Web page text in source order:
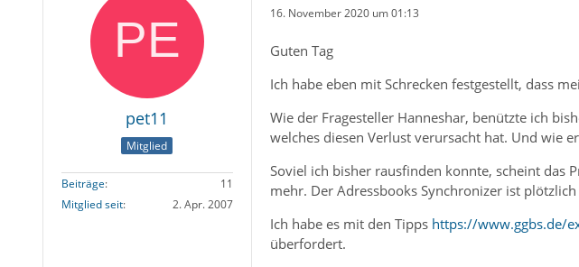
pet11
Mitglied
Beiträge
11
Mitglied seit
2. Apr. 2007
16. November 2020 um 01:13
Guten Tag
Ich habe eben mit Schrecken festgestellt, dass
Wie der Fragesteller Hanneshar, benützte ich
welches diesen Verlust verursacht hat. Und wie
Soviel ich bisher rausfinden konnte, scheint das
mehr. Der Adressbooks Synchronizer ist
Ich habe es mit den Tipps https://www.ggbs.de/
überfordert.